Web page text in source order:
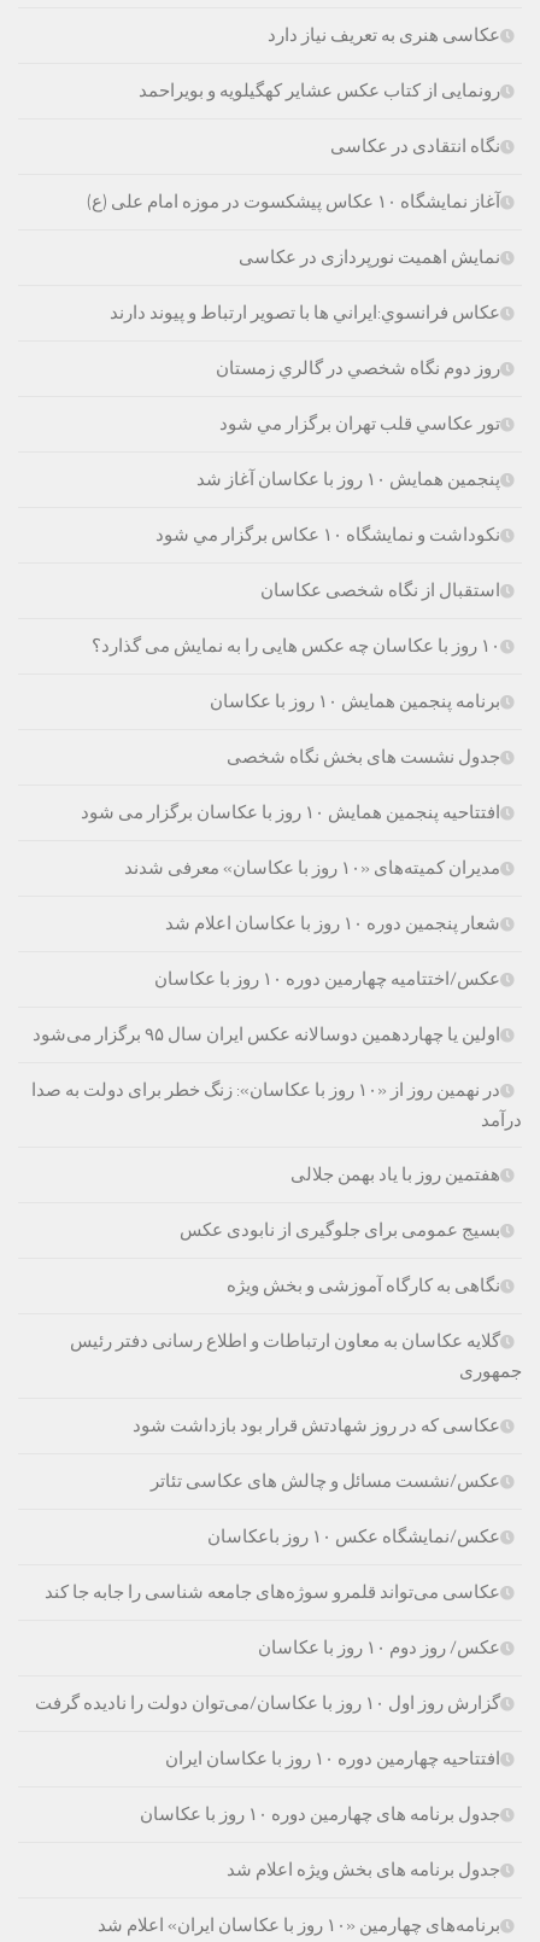
عکاسی هنری به تعریف نیاز دارد
رونمایی از کتاب عکس عشایر کهگیلویه و بویراحمد
نگاه انتقادی در عکاسی
آغاز نمایشگاه ۱۰ عکاس پیشکسوت در موزه امام علی (ع)
نمایش اهمیت نورپردازی در عکاسی
عكاس فرانسوي:ايراني ها با تصوير ارتباط و پيوند دارند
روز دوم نگاه شخصي در گالري زمستان
تور عكاسي قلب تهران برگزار مي شود
پنجمین همایش ۱۰ روز با عکاسان آغاز شد
نکوداشت و نمایشگاه ۱۰ عکاس برگزار مي شود
استقبال از نگاه شخصی عکاسان
۱۰ روز با عکاسان چه عکس هایی را به نمایش می گذارد؟
برنامه پنجمین همایش ۱۰ روز با عکاسان
جدول نشست های بخش نگاه شخصی
افتتاحیه پنجمین همایش ۱۰ روز با عکاسان برگزار می شود
مدیران کمیته‌های «۱۰ روز با عکاسان» معرفی شدند
شعار پنجمين دوره ۱۰ روز با عكاسان اعلام شد
عکس/اختتامیه چهارمین دوره ۱۰ روز با عکاسان
اولین یا چهاردهمین دوسالانه عکس ایران سال ۹۵ برگزار می‌شود
در نهمین روز از «۱۰ روز با عکاسان»: زنگ خطر برای دولت به صدا
درآمد
هفتمین روز با یاد بهمن جلالی
بسیج عمومی برای جلوگیری از نابودی عکس‌
نگاهی به کارگاه آموزشی و بخش ویژه
گلایه عکاسان به معاون ارتباطات و اطلاع رسانی دفتر رئیس
جمهوری
عکاسی که در روز شهادتش قرار بود بازداشت شود
عکس/نشست مسائل و چالش های عکاسی تئاتر
عکس/نمایشگاه عکس ۱۰ روز باعکاسان
عکاسی می‌تواند قلمرو سوژه‌های جامعه شناسی را جابه جا کند
عکس/ روز دوم ۱۰ روز با عکاسان
گزارش روز اول ۱۰ روز با عکاسان/می‌توان دولت را نادیده گرفت
افتتاحیه چهارمین دوره ۱۰ روز با عکاسان ایران
جدول برنامه های چهارمین دوره ۱۰ روز با عکاسان
جدول برنامه های بخش ویژه اعلام شد
برنامه‌های چهارمین «۱۰ روز با عکاسان ایران» اعلام شد